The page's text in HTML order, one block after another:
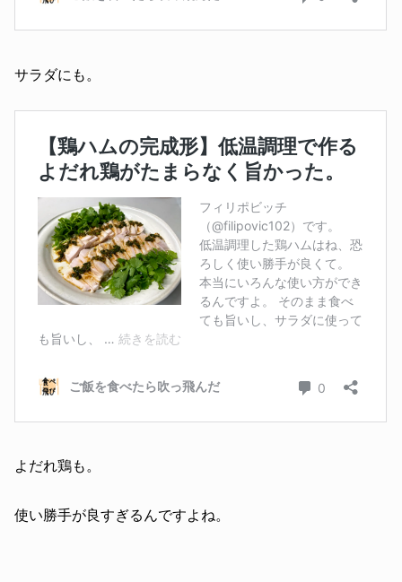
サラダにも。
よだれ鶏も。
使い勝手が良すぎるんですよね。